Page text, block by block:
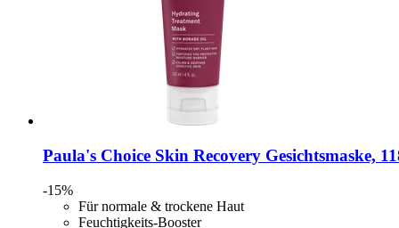
Paula's Choice Skin Recovery Gesichtsmaske,
-15%
Für normale & trockene Haut
Feuchtigkeits-Booster